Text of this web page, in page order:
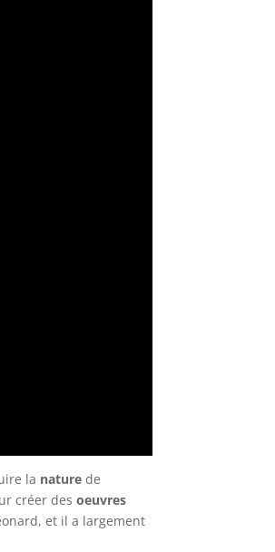
la nature de
créer desoeuvres
et il a largement